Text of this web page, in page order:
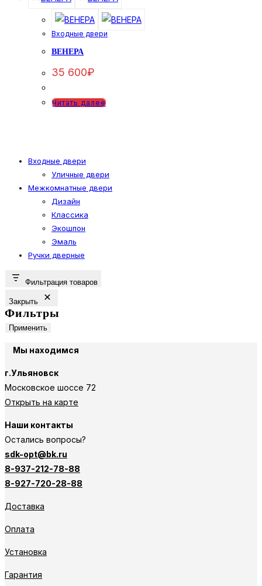
Входные двери
ВЕНЕРА
35 600₽
Читать далее
Входные двери
Уличные двери
Межкомнатные двери
Дизайн
Классика
Экошпон
Эмаль
Ручки дверные
Фильтрация товаров
Закрыть
Фильтры
Применить
Мы находимся
г.Ульяновск
Московское шоссе 72
Открыть на карте
Наши контакты
Остались вопросы?
sdk-opt@bk.ru
8-937-212-78-88
8-927-720-28-88
Доставка
Оплата
Установка
Гарантия